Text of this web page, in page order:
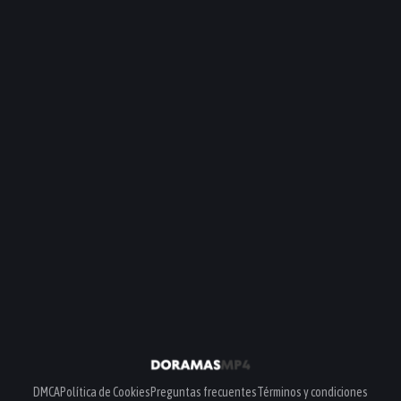
DMCAPolítica de CookiesPreguntas frecuentesTérminos y condiciones